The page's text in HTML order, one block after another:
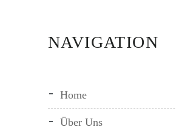
NAVIGATION
Home
Über Uns